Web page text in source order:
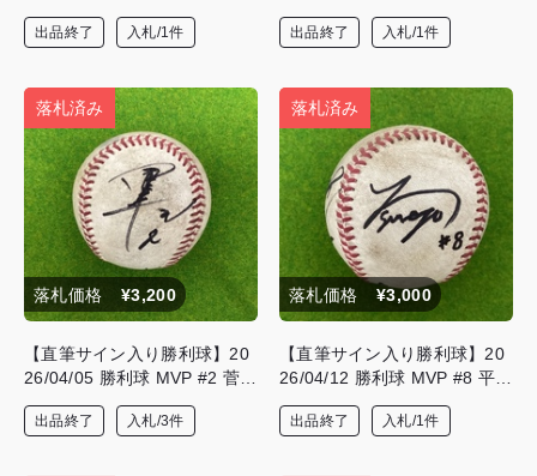
出品終了 入札/1件 出品終了 入札/1件
落札済み
落札価格 ¥3,200
【直筆サイン入り勝利球】20
26/04/05 勝利球 MVP #2 菅原
正悟選手・#5 佐藤 優悟選手
出品終了 入札/3件
落札済み
落札価格 ¥3,000
【直筆サイン入り勝利球】20
26/04/12 勝利球 MVP #8 平安
常人選手・ #22 大澤 優人選手
出品終了 入札/1件